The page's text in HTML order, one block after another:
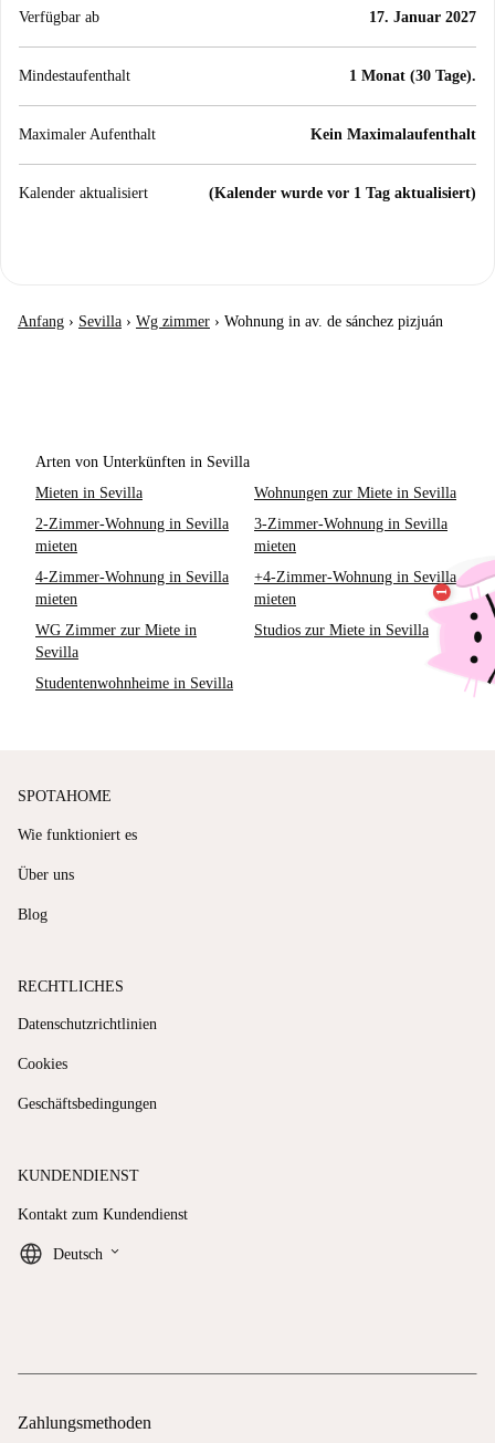
Verfügbar ab 17. Januar 2027
Mindestaufenthalt 1 Monat (30 Tage).
Maximaler Aufenthalt Kein Maximalaufenthalt
Kalender aktualisiert (Kalender wurde vor 1 Tag aktualisiert)
Anfang › Sevilla › Wg zimmer › Wohnung in av. de sánchez pizjuán
Arten von Unterkünften in Sevilla
Mieten in Sevilla
Wohnungen zur Miete in Sevilla
2-Zimmer-Wohnung in Sevilla
mieten
3-Zimmer-Wohnung in Sevilla
mieten
4-Zimmer-Wohnung in Sevilla
mieten
+4-Zimmer-Wohnung in Sevilla
mieten
WG Zimmer zur Miete in
Sevilla
Studios zur Miete in Sevilla
Studentenwohnheime in Sevilla
SPOTAHOME
Wie funktioniert es
Über uns
Blog
RECHTLICHES
Datenschutzrichtlinien
Cookies
Geschäftsbedingungen
KUNDENDIENST
Kontakt zum Kundendienst
Deutsch keyboard_arrow_down
Zahlungsmethoden